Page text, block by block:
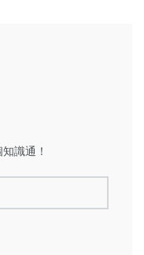
識通！